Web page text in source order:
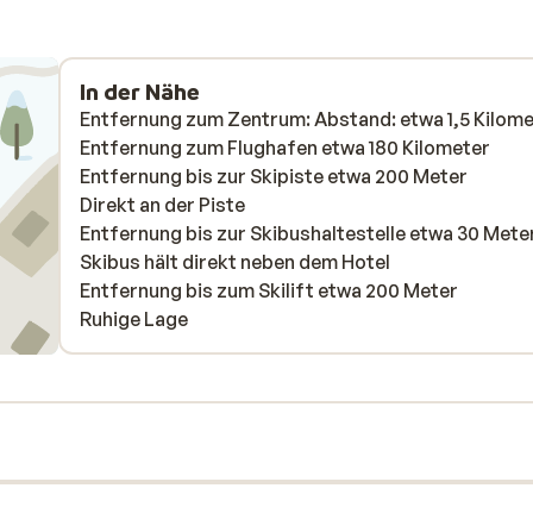
in
In der Nähe
Entfernung zum Zentrum: Abstand: etwa 1,5
Entfernung zum Flughafen etwa 180 Kilometer
Entfernung bis zur Skipiste etwa 200 Meter
Direkt an der Piste
Entfernung bis zur Skibushaltestelle etwa 30
Skibus hält direkt neben dem Hotel
Entfernung bis zum Skilift etwa 200 Meter
Ruhige Lage